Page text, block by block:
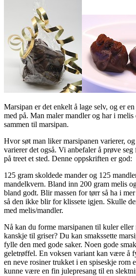
Marsipan er det enkelt å lage selv, og er
med på. Man maler mandler og har i
sammen til marsipan.
Hvor søt man liker marsipanen varierer,
varierer det også. Vi anbefaler å prøve
på treet et sted. Denne oppskriften er god:
125 gram skoldede mander og 125
mandelkvern. Bland inn 200 gram melis
bland godt. Blir massen for tørr så ha i
så den ikke blir for klissete igjen. Skulle
med melis/mandler.
Nå kan du forme marsipanen til kuler eller
kanskje til griser? Du kan smakssette
fylle den med gode saker. Noen gode
geletrøffel. En voksen variant kan være å
en neve rosiner trukket i en spiseskje rom
kunne være en fin julepresang til en